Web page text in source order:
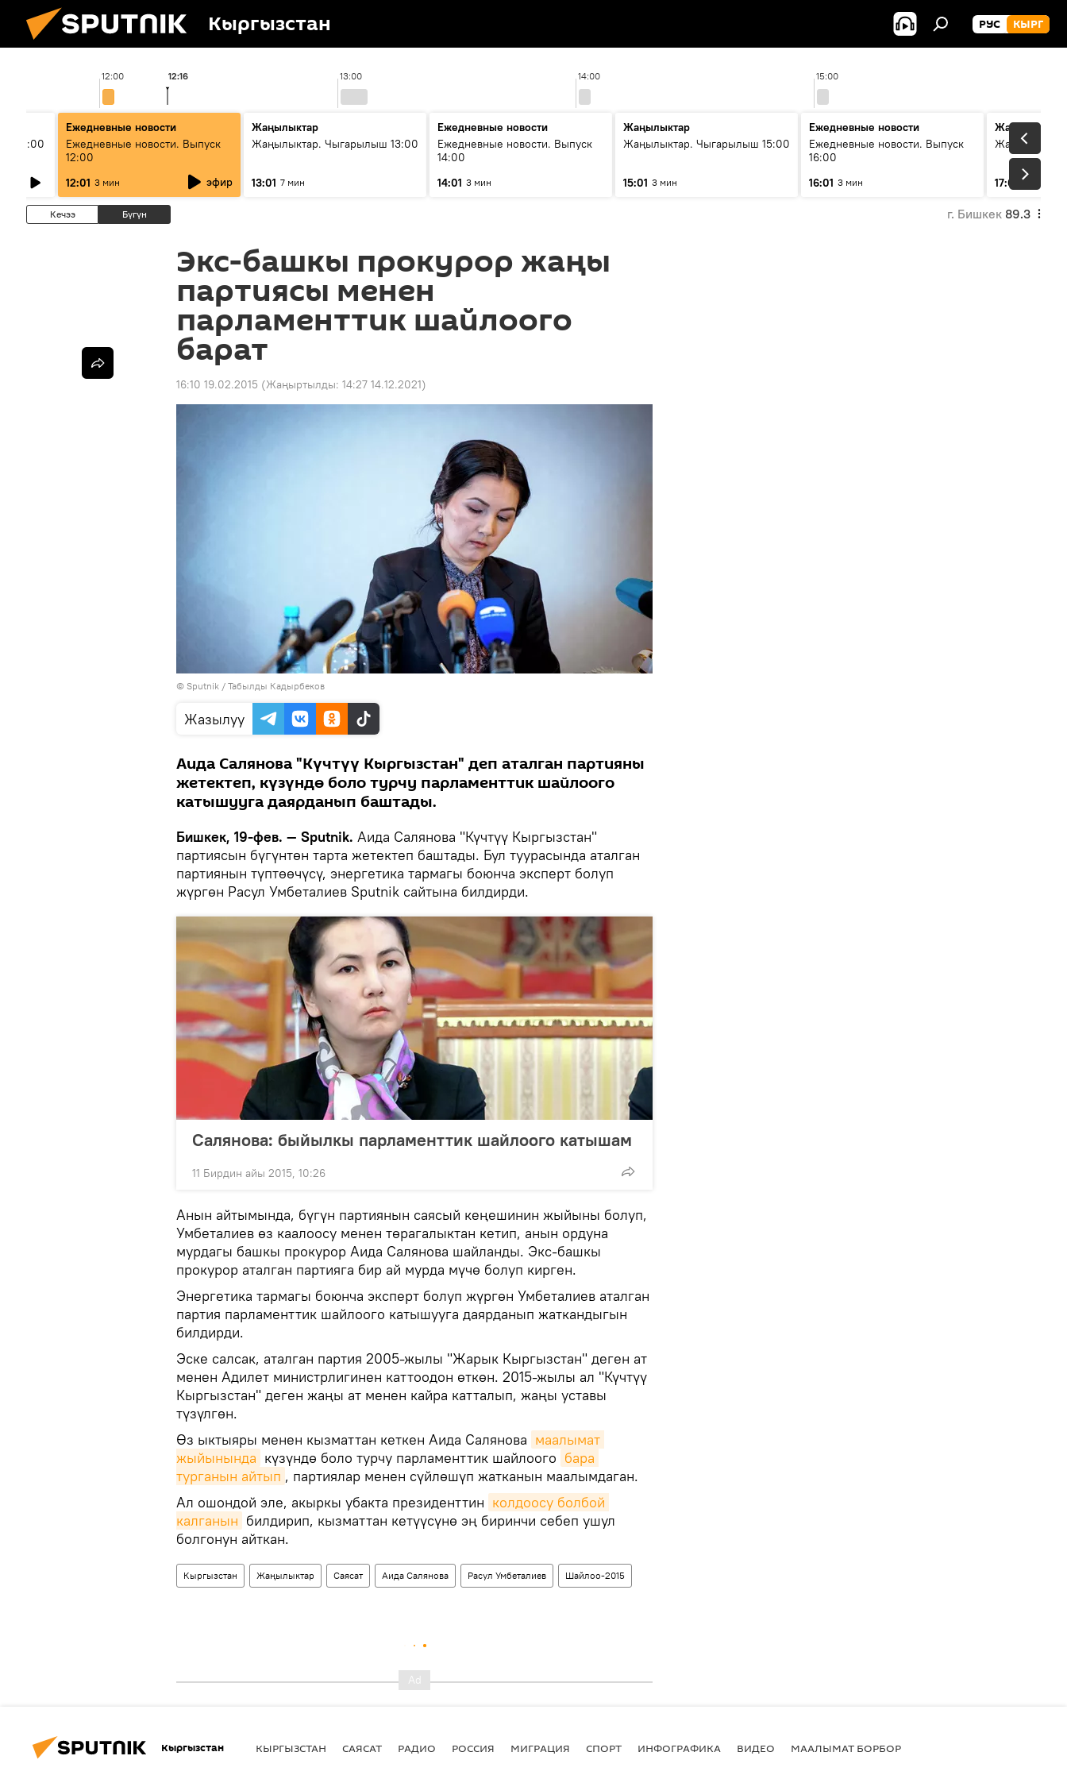
Кыргызстан РУС КЫРГ
12:00 13:00 14:00 15:00
12:16
11:00
Ежедневные новости
Ежедневные новости. Выпуск
12:00
12:01 3 мин эфир
Жаңылыктар
Жаңылыктар. Чыгарылыш 13:00
13:01 7 мин
Ежедневные новости
Ежедневные новости. Выпуск
14:00
14:01 3 мин
Жаңылыктар
Жаңылыктар. Чыгарылыш 15:00
15:01 3 мин
Ежедневные новости
Ежедневные новости. Выпуск
16:00
16:01 3 мин
Жаңылыктар
17:01 5 мин
Кечээ Бүгүн г. Бишкек 89.3
Экс-башкы прокурор жаңы
партиясы менен
парламенттик шайлоого
барат
16:10 19.02.2015 (Жаңыртылды: 14:27 14.12.2021)
© Sputnik / Табылды Кадырбеков
Жазылуу
Аида Салянова "Күчтүү Кыргызстан" деп аталган партияны
жетектеп, күзүндө боло турчу парламенттик шайлоого
катышууга даярданып баштады.
Бишкек, 19-фев. — Sputnik. Аида Салянова "Күчтүү Кыргызстан"
партиясын бүгүнтөн тарта жетектеп баштады. Бул туурасында аталган
партиянын түптөөчүсү, энергетика тармагы боюнча эксперт болуп
жүргөн Расул Умбеталиев Sputnik сайтына билдирди.
Cалянова: быйылкы парламенттик шайлоого катышам
11 Бирдин айы 2015, 10:26
Анын айтымында, бүгүн партиянын саясый кеңешинин жыйыны болуп,
Умбеталиев өз каалоосу менен төрагалыктан кетип, анын ордуна
мурдагы башкы прокурор Аида Салянова шайланды. Экс-башкы
прокурор аталган партияга бир ай мурда мүчө болуп кирген.
Энергетика тармагы боюнча эксперт болуп жүргөн Умбеталиев аталган
партия парламенттик шайлоого катышууга даярданып жаткандыгын
билдирди.
Эске салсак, аталган партия 2005-жылы "Жарык Кыргызстан" деген ат
менен Адилет министрлигинен каттоодон өткөн. 2015-жылы ал "Күчтүү
Кыргызстан" деген жаңы ат менен кайра катталып, жаңы уставы
түзүлгөн.
Өз ыктыяры менен кызматтан кеткен Аида Салянова маалымат
жыйынында күзүндө боло турчу парламенттик шайлоого бара
турганын айтып , партиялар менен сүйлөшүп жатканын маалымдаган.
Ал ошондой эле, акыркы убакта президенттин колдоосу болбой
калганын билдирип, кызматтан кетүүсүнө эң биринчи себеп ушул
болгонун айткан.
Кыргызстан Жаңылыктар Саясат Аида Салянова Расул Умбеталиев Шайлоо-2015
Кыргызстан КЫРГЫЗСТАН САЯСАТ РАДИО РОССИЯ МИГРАЦИЯ СПОРТ ИНФОГРАФИКА ВИДЕО МААЛЫМАТ БОРБОР